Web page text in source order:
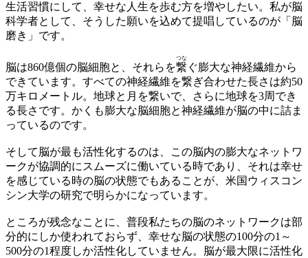
生活習慣にして、幸せな人生を歩む方を増やしたい。私が脳
科学者として、そうした願いを込めて提唱しているのが「脳
磨き」です。
脳は860億個の脳細胞と、それらを繋
つな
ぐ膨大な神経繊維から
できています。すべての神経繊維を繋ぎ合わせた長さは約50
万キロメートル。地球と月を繋いで、さらに地球を3周でき
る長さです。かくも膨大な脳細胞と神経繊維が脳の中に詰ま
っているのです。
そして脳が最も活性化するのは、この脳内の膨大なネットワ
ークが協調的にスムーズに働いている時であり、それは幸せ
を感じている時の脳の状態でもあることが、米国ウィスコン
シン大学の研究で明らかになっています。
ところが残念なことに、普段私たちの脳のネットワークは部
分的にしか使われておらず、幸せな脳の状態の100分の1～
500分の1程度しか活性化していません。脳が最大限に活性化